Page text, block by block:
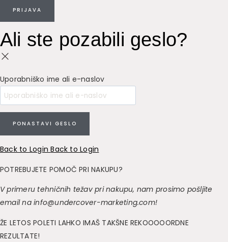
PRIJAVA
Ali ste pozabili geslo?
Uporabniško ime ali e-naslov
PONASTAVI GESLO
Back to LoginBack to Login
POTREBUJETE POMOČ PRI NAKUPU?
V primeru tehničnih težav pri nakupu, nam prosimo pošljite
email na info@undercover-marketing.com!
ŽE LETOS POLETI LAHKO IMAŠ TAKŠNE REKOOOOORDNE
REZULTATE!